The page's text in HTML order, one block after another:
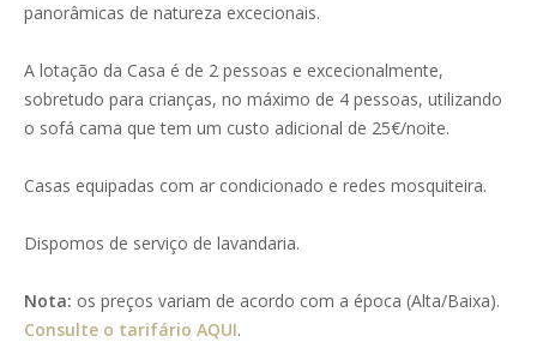
panorâmicas de natureza excecionais.
A lotação da Casa é de 2 pessoas e excecionalmente,
sobretudo para crianças, no máximo de 4 pessoas, utilizando
o sofá cama que tem um custo adicional de 25€/noite.
Casas equipadas com ar condicionado e redes mosquiteira.
Dispomos de serviço de lavandaria.
Nota: os preços variam de acordo com a época (Alta/Baixa).
Consulte o tarifário AQUI.